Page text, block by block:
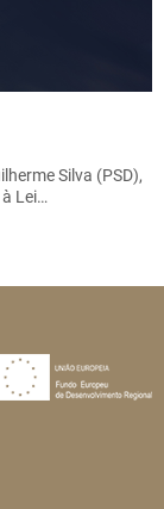
Silva (PSD),
Lei…